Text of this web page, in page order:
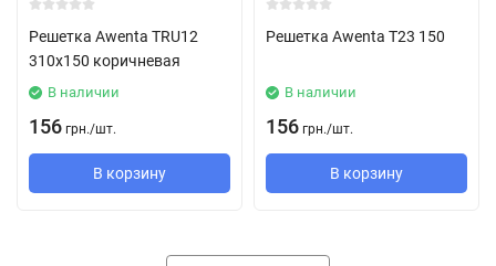
Решетка Awenta TRU12
310х150 коричневая
В наличии
156 грн./шт.
В корзину
Решетка Awenta T23 150
В наличии
156 грн./шт.
В корзину